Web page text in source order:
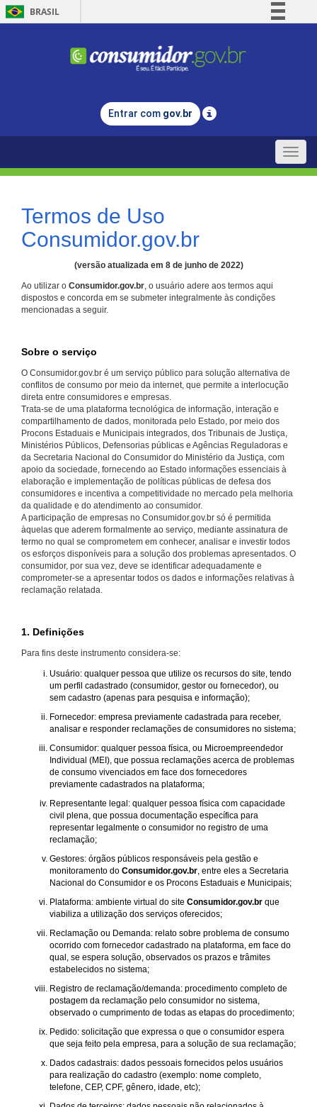
BRASIL
Comunica BR
Legislação
Entrar com gov.br
Toggle
Termos de Uso
Consumidor.gov.br
(versão atualizada em 8 de junho de 2022)
Ao utilizar o Consumidor.gov.br, o usuário adere aos termos aqui
dispostos e concorda em se submeter integralmente às condições
mencionadas a seguir.
Sobre o serviço
O Consumidor.gov.br é um serviço público para solução alternativa de
conflitos de consumo por meio da internet, que permite a interlocução
direta entre consumidores e empresas.
Trata-se de uma plataforma tecnológica de informação, interação e
compartilhamento de dados, monitorada pelo Estado, por meio dos
Procons Estaduais e Municipais integrados, dos Tribunais de Justiça,
Ministérios Públicos, Defensorias públicas e Agências Reguladoras e
da Secretaria Nacional do Consumidor do Ministério da Justiça, com
apoio da sociedade, fornecendo ao Estado informações essenciais à
elaboração e implementação de políticas públicas de defesa dos
consumidores e incentiva a competitividade no mercado pela melhoria
da qualidade e do atendimento ao consumidor.
A participação de empresas no Consumidor.gov.br só é permitida
àquelas que aderem formalmente ao serviço, mediante assinatura de
termo no qual se comprometem em conhecer, analisar e investir todos
os esforços disponíveis para a solução dos problemas apresentados. O
consumidor, por sua vez, deve se identificar adequadamente e
comprometer-se a apresentar todos os dados e informações relativas à
reclamação relatada.
1. Definições
Para fins deste instrumento considera-se:
Usuário: qualquer pessoa que utilize os recursos do site, tendo
um perfil cadastrado (consumidor, gestor ou fornecedor), ou
sem cadastro (apenas para pesquisa e informação);
Fornecedor: empresa previamente cadastrada para receber,
analisar e responder reclamações de consumidores no sistema;
Consumidor: qualquer pessoa física, ou Microempreendedor
Individual (MEI), que possua reclamações acerca de problemas
de consumo vivenciados em face dos fornecedores
previamente cadastrados na plataforma;
Representante legal: qualquer pessoa física com capacidade
civil plena, que possua documentação específica para
representar legalmente o consumidor no registro de uma
reclamação;
Gestores: órgãos públicos responsáveis pela gestão e
monitoramento do Consumidor.gov.br, entre eles a Secretaria
Nacional do Consumidor e os Procons Estaduais e Municipais;
Plataforma: ambiente virtual do site Consumidor.gov.br que
viabiliza a utilização dos serviços oferecidos;
Reclamação ou Demanda: relato sobre problema de consumo
ocorrido com fornecedor cadastrado na plataforma, em face do
qual, se espera solução, observados os prazos e trâmites
estabelecidos no sistema;
Registro de reclamação/demanda: procedimento completo de
postagem da reclamação pelo consumidor no sistema,
observado o cumprimento de todas as etapas do procedimento;
Pedido: solicitação que expressa o que o consumidor espera
que seja feito pela empresa, para a solução de sua reclamação;
Dados cadastrais: dados pessoais fornecidos pelos usuários
para realização do cadastro (exemplo: nome completo,
telefone, CEP, CPF, gênero, idade, etc);